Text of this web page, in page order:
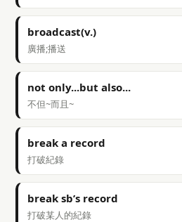
broadcast(v.)
廣播;播送
not only...but also...
不但~而且~
break a record
打破紀錄
break sb’s record
打破某人的紀錄